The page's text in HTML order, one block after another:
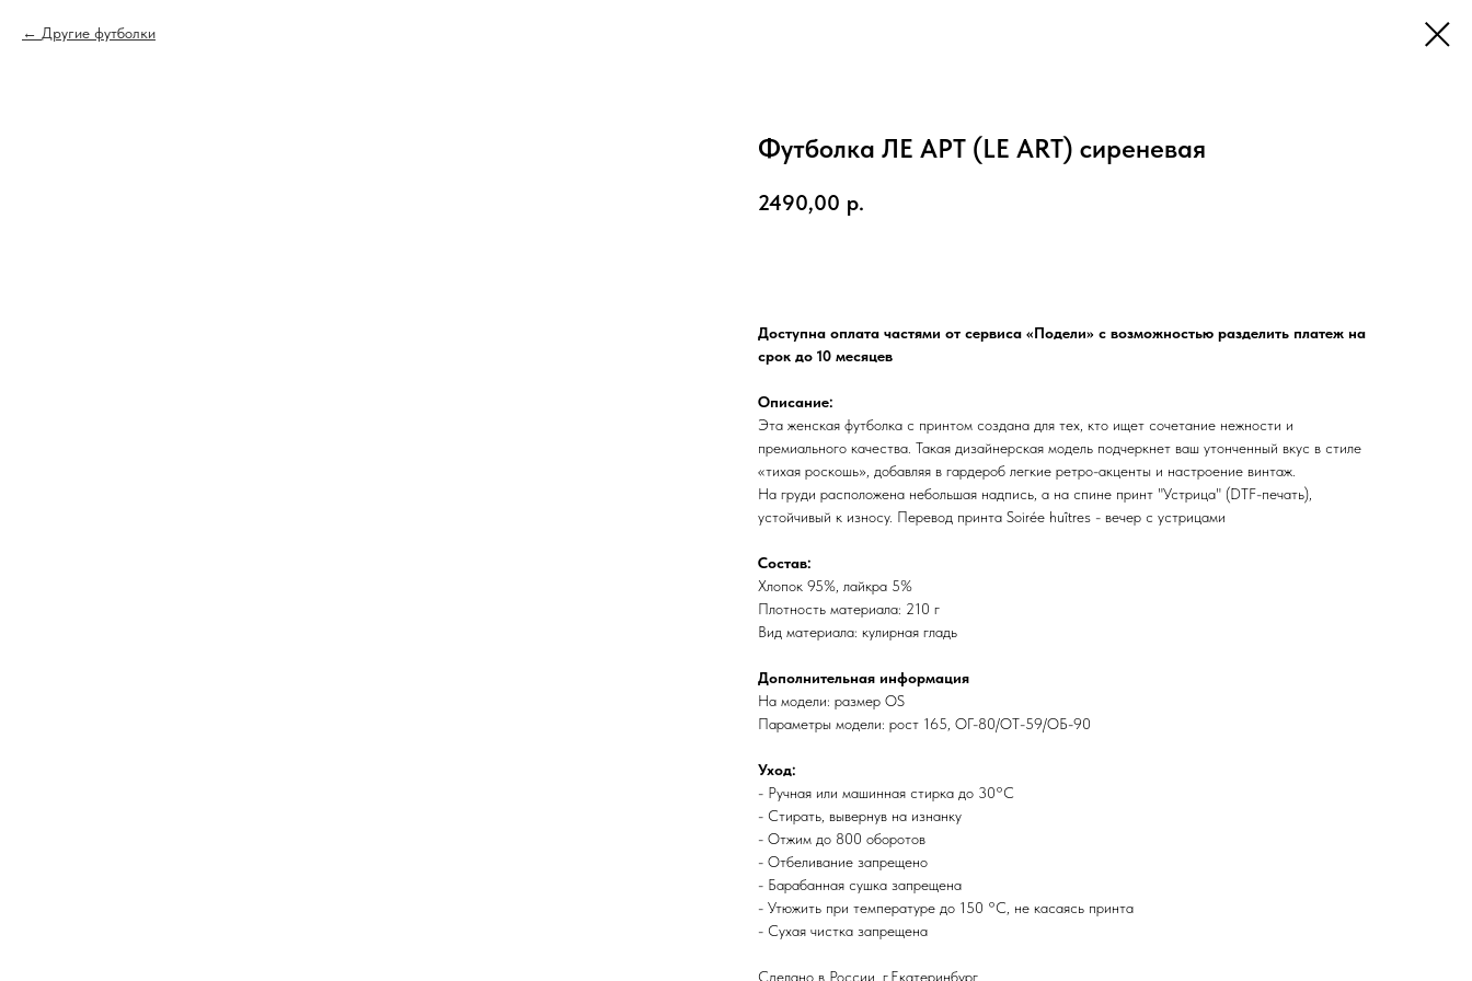
Другие футболки
Футболка ЛЕ АРТ (LE ART) сиреневая
2490,00 р.
Доступна оплата частями от сервиса «Подели» с возможностью разделить платеж на
срок до 10 месяцев
Описание:
Эта женская футболка с принтом создана для тех, кто ищет сочетание нежности и
премиального качества. Такая дизайнерская модель подчеркнет ваш утонченный вкус в стиле
«тихая роскошь», добавляя в гардероб легкие ретро-акценты и настроение винтаж.
На груди расположена небольшая надпись, а на спине принт "Устрица" (DTF-печать),
устойчивый к износу. Перевод принта Soirée huîtres - вечер с устрицами
Состав:
Хлопок 95%, лайкра 5%
Плотность материала: 210 г
Вид материала: кулирная гладь
Дополнительная информация
На модели: размер OS
Параметры модели: рост 165, ОГ-80/ОТ-59/ОБ-90
Уход:
- Ручная или машинная стирка до 30°С
- Стирать, вывернув на изнанку
- Отжим до 800 оборотов
- Отбеливание запрещено
- Барабанная сушка запрещена
- Утюжить при температуре до 150 °C, не касаясь принта
- Сухая чистка запрещена
Сделано в России, г.Екатеринбург